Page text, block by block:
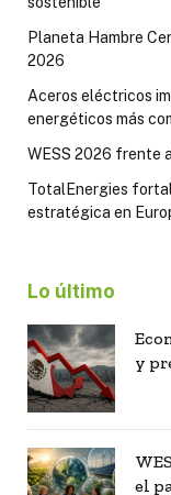
Planeta Hambre
2026
Aceros eléctricos
energéticos más
WESS 2026 frente
TotalEnergies
estratégica en
Lo último
y
el